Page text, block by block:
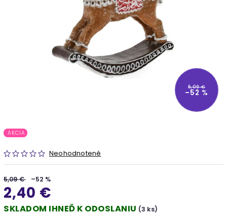
5,09 €
–52 %
AKCIA
Neohodnotené
5,09 € –52 %
2,40 €
SKLADOM IHNEĎ K ODOSLANIU (3 ks)